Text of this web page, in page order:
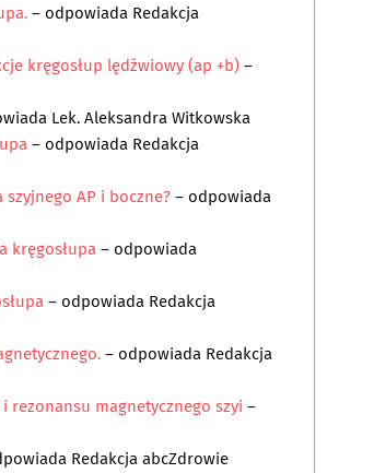
– odpowiada Redakcja
kręgosłup lędźwiowy (ap +b)–
Lek. Aleksandra Witkowska
– odpowiada Redakcja
szyjnego AP i boczne?– odpowiada
kręgosłupa– odpowiada
– odpowiada Redakcja
– odpowiada Redakcja
rezonansu magnetycznego szyi –
Redakcja abcZdrowie